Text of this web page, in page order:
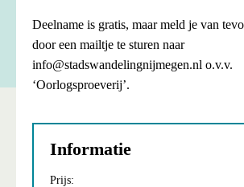
Deelname is gratis, maar meld je van
door een mailtje te sturen naar
info@stadswandelingnijmegen.nl o.v.v.
‘Oorlogsproeverij’.
Informatie
Prijs: